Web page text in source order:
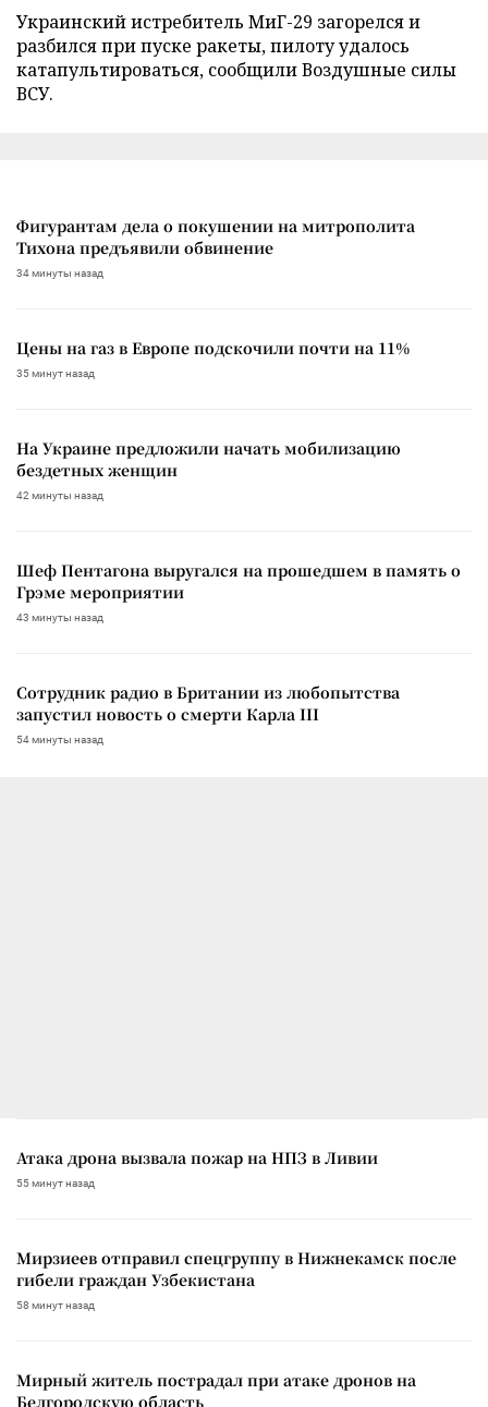
Украинский истребитель МиГ-29 загорелся и
разбился при пуске ракеты, пилоту удалось
катапультироваться, сообщили Воздушные силы
ВСУ.
Фигурантам дела о покушении на митрополита
Тихона предъявили обвинение
34 минуты назад
Цены на газ в Европе подскочили почти на 11%
35 минут назад
На Украине предложили начать мобилизацию
бездетных женщин
42 минуты назад
Шеф Пентагона выругался на прошедшем в память о
Грэме мероприятии
43 минуты назад
Сотрудник радио в Британии из любопытства
запустил новость о смерти Карла III
54 минуты назад
Атака дрона вызвала пожар на НПЗ в Ливии
55 минут назад
Мирзиеев отправил спецгруппу в Нижнекамск после
гибели граждан Узбекистана
58 минут назад
Мирный житель пострадал при атаке дронов на
Белгородскую область